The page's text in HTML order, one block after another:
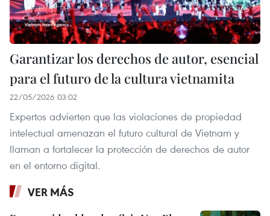
Garantizar los derechos de autor, esencial
para el futuro de la cultura vietnamita
22/05/2026 03:02
Expertos advierten que las violaciones de propiedad
intelectual amenazan el futuro cultural de Vietnam y
llaman a fortalecer la protección de derechos de autor
en el entorno digital.
VER MÁS